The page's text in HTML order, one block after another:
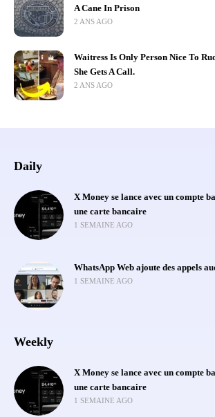
A Cane In Prison
2 ANS AGO
Waitress Is Only Person Nice To
She Gets A Call.
2 ANS AGO
Daily
X Money se lance avec un compte
une carte bancaire
1 SEMAINE AGO
WhatsApp Web ajoute des appels
1 SEMAINE AGO
Weekly
X Money se lance avec un compte
une carte bancaire
1 SEMAINE AGO